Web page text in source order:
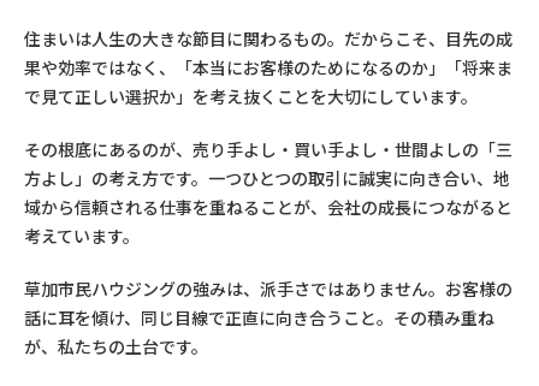
住まいは人生の大きな節目に関わるもの。だからこそ、目先の成
果や効率ではなく、「本当にお客様のためになるのか」「将来ま
で見て正しい選択か」を考え抜くことを大切にしています。
その根底にあるのが、売り手よし・買い手よし・世間よしの「三
方よし」の考え方です。一つひとつの取引に誠実に向き合い、地
域から信頼される仕事を重ねることが、会社の成長につながると
考えています。
草加市民ハウジングの強みは、派手さではありません。お客様の
話に耳を傾け、同じ目線で正直に向き合うこと。その積み重ね
が、私たちの土台です。